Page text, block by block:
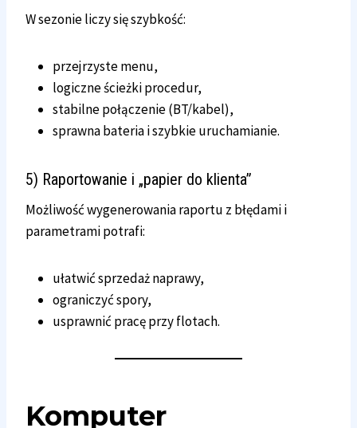
W sezonie liczy się szybkość:
przejrzyste menu,
logiczne ścieżki procedur,
stabilne połączenie (BT/kabel),
sprawna bateria i szybkie uruchamianie.
5) Raportowanie i „papier do klienta”
Możliwość wygenerowania raportu z błędami i
parametrami potrafi:
ułatwić sprzedaż naprawy,
ograniczyć spory,
usprawnić pracę przy flotach.
Komputer